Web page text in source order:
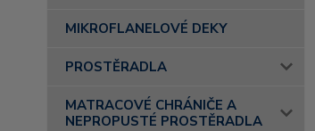
MIKROFLANELOVÉ DEKY
PROSTĚRADLA
MATRACOVÉ CHRÁNIČE A
NEPROPUSTÉ PROSTĚRADLA